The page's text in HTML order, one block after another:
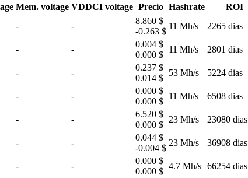
Mem. voltage VDDCI voltage Precio Hashrate ROI
- -
8.860 $
-0.263 $
11 Mh/s 2265 dias
- -
0.004 $
0.000 $
11 Mh/s 2801 dias
- -
0.237 $
0.014 $
53 Mh/s 5224 dias
- -
0.000 $
0.000 $
11 Mh/s 6508 dias
- -
6.520 $
0.000 $
23 Mh/s 23080 dias
- -
0.044 $
-0.004 $
23 Mh/s 36908 dias
- -
0.000 $
0.000 $
4.7 Mh/s 66254 dias